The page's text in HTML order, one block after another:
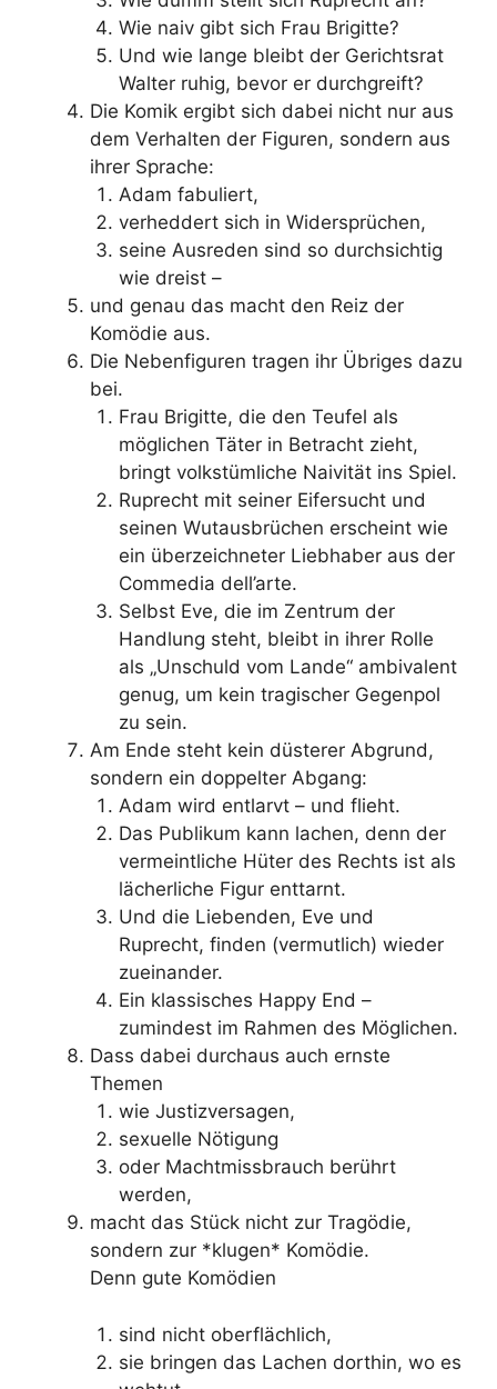
Wie naiv gibt sich Frau Brigitte?
Und wie lange bleibt der Gerichtsrat
Walter ruhig, bevor er durchgreift?
Die Komik ergibt sich dabei nicht nur aus
dem Verhalten der Figuren, sondern aus
ihrer Sprache:
Adam fabuliert,
verheddert sich in Widersprüchen,
seine Ausreden sind so durchsichtig
wie dreist –
und genau das macht den Reiz der
Komödie aus.
Die Nebenfiguren tragen ihr Übriges dazu
bei.
Frau Brigitte, die den Teufel als
möglichen Täter in Betracht zieht,
bringt volkstümliche Naivität ins Spiel.
Ruprecht mit seiner Eifersucht und
seinen Wutausbrüchen erscheint wie
ein überzeichneter Liebhaber aus der
Commedia dell’arte.
Selbst Eve, die im Zentrum der
Handlung steht, bleibt in ihrer Rolle
als „Unschuld vom Lande“ ambivalent
genug, um kein tragischer Gegenpol
zu sein.
Am Ende steht kein düsterer Abgrund,
sondern ein doppelter Abgang:
Adam wird entlarvt – und flieht.
Das Publikum kann lachen, denn der
vermeintliche Hüter des Rechts ist als
lächerliche Figur enttarnt.
Und die Liebenden, Eve und
Ruprecht, finden (vermutlich) wieder
zueinander.
Ein klassisches Happy End –
zumindest im Rahmen des Möglichen.
Dass dabei durchaus auch ernste
Themen
wie Justizversagen,
sexuelle Nötigung
oder Machtmissbrauch berührt
werden,
macht das Stück nicht zur Tragödie,
sondern zur *klugen* Komödie.
Denn gute Komödien
sind nicht oberflächlich,
sie bringen das Lachen dorthin, wo es